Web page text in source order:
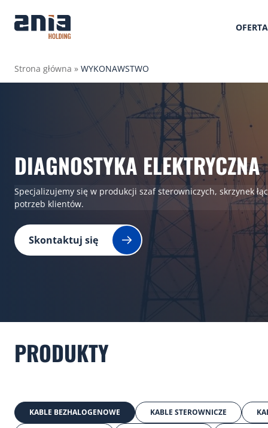
Strona główna » WYKONAWSTWO
DIAGNOSTYKA ELEKTRYCZNA
Specjalizujemy się w produkcji szaf sterowniczych, skrzynek
potrzeb klientów.
Skontaktuj się
PRODUKTY
KABLE BEZHALOGENOWE KABLE STEROWNICZE